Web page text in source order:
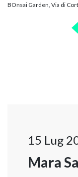
BOnsai Garden, Via di
15 Lug
Mara